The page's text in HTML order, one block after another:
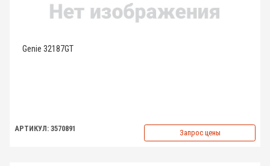
Genie 32187GT
АРТИКУЛ: 3570891 Запрос цены